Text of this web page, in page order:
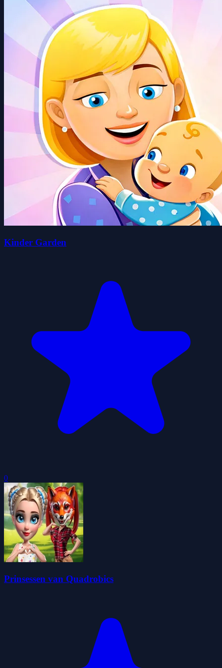
Kinder Garden
0
Prinsessen van Quadrobics